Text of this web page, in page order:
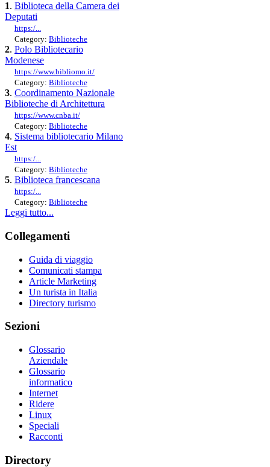
1. Biblioteca della Camera dei
Deputati
https:/...
Category: Biblioteche
2. Polo Bibliotecario
Modenese
https://www.bibliomo.it/
Category: Biblioteche
3. Coordinamento Nazionale
Biblioteche di Architettura
https://www.cnba.it/
Category: Biblioteche
4. Sistema bibliotecario Milano
Est
https:/...
Category: Biblioteche
5. Biblioteca francescana
https:/...
Category: Biblioteche
Leggi tutto...
Collegamenti
Guida di viaggio
Comunicati stampa
Article Marketing
Un turista in Italia
Directory turismo
Sezioni
Glossario
Aziendale
Glossario
informatico
Internet
Ridere
Linux
Speciali
Racconti
Directory